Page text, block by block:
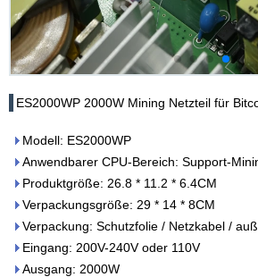
ES2000WP 2000W Mining Netzteil für
Modell: ES2000WP
Anwendbarer CPU-Bereich: Support-
Produktgröße: 26.8 * 11.2 * 6.4CM
Verpackungsgröße: 29 * 14 * 8CM
Verpackung: Schutzfolie / Netzkabel /
Eingang: 200V-240V oder 110V
Ausgang: 2000W